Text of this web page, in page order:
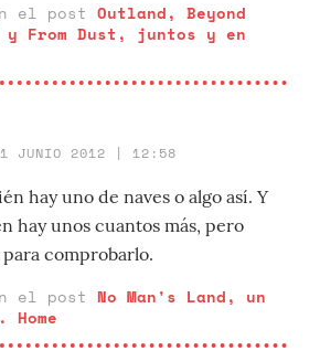
el post Outland, Beyond
y From Dust, juntos y en
JUNIO 2012 | 12:58
hay uno de naves o algo así. Y
hay unos cuantos más, pero
comprobarlo.
el post No Man's Land, un